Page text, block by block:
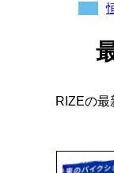
RIZEの最